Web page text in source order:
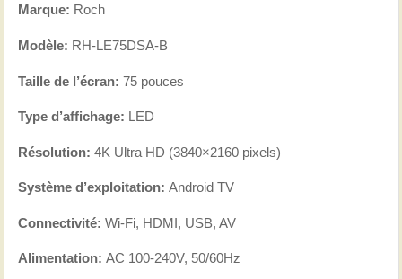
Marque: Roch
Modèle: RH-LE75DSA-B
Taille de l’écran: 75 pouces
Type d’affichage: LED
Résolution: 4K Ultra HD (3840×2160 pixels)
Système d’exploitation: Android TV
Connectivité: Wi-Fi, HDMI, USB, AV
Alimentation: AC 100-240V, 50/60Hz